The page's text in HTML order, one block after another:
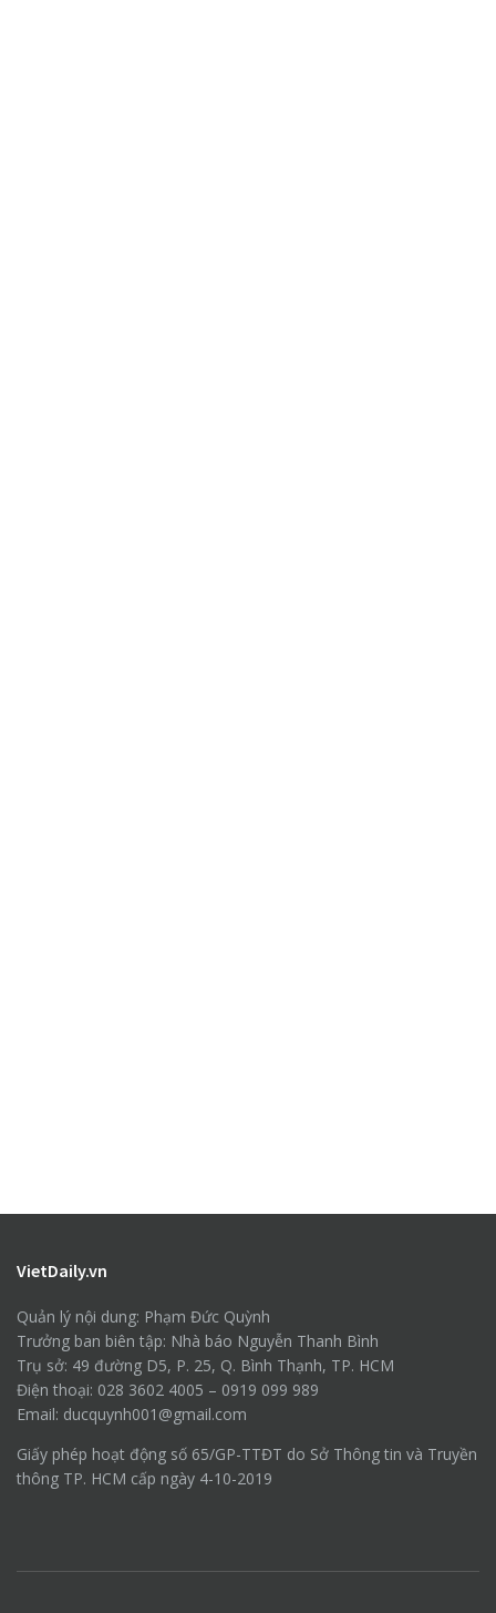
VietDaily.vn
Quản lý nội dung: Phạm Đức Quỳnh
Trưởng ban biên tập: Nhà báo Nguyễn Thanh Bình
Trụ sở: 49 đường D5, P. 25, Q. Bình Thạnh, TP. HCM
Điện thoại: 028 3602 4005 – 0919 099 989
Email: ducquynh001@gmail.com
Giấy phép hoạt động số 65/GP-TTĐT do Sở Thông tin và Truyền
thông TP. HCM cấp ngày 4-10-2019